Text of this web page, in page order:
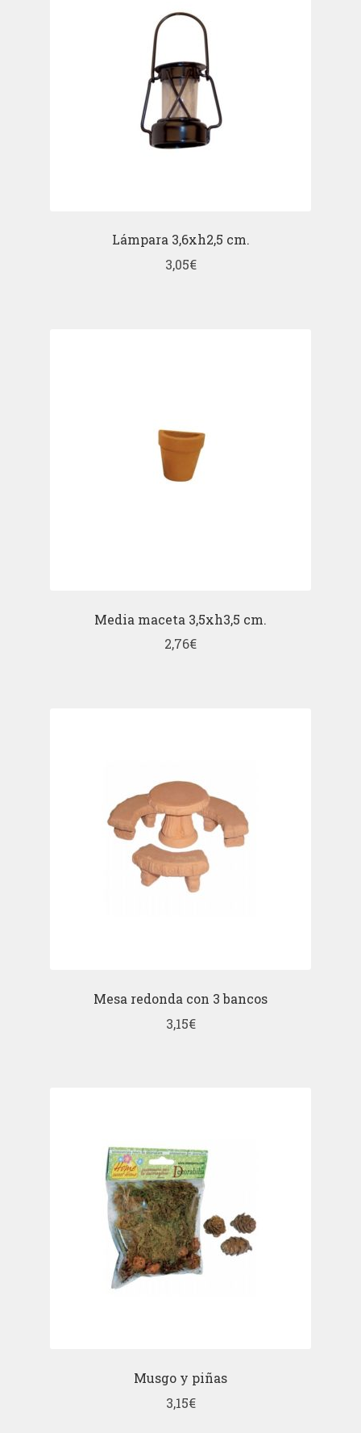
Lámpara 3,6xh2,5 cm.
3,05€
Media maceta 3,5xh3,5 cm.
2,76€
Mesa redonda con 3 bancos
3,15€
Musgo y piñas
3,15€